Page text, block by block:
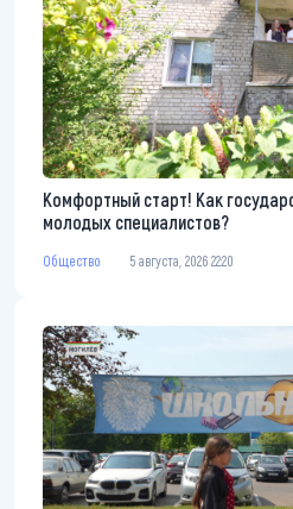
Комфортный старт! Как
молодых специалистов?
Общество 5 августа, 2026 22:20